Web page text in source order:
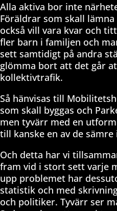
Alla aktiva bor inte
Föräldrar som skall
också vill vara kvar och
fler barn i familjen och
sett samtidigt på andra
glömma bort att det går
kollektivtrafik.
Så hänvisas till
som skall byggas och
men tyvärr med en
till kanske en av de sämre
Och detta har vi
fram vid i stort sett varje
upp problemet har
statistik och med
och politiker. Tyvärr ser